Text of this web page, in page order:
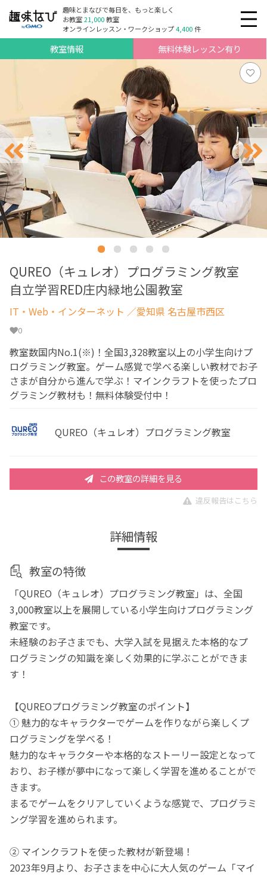
趣味とまなびで毎日を、もっと楽しく
お教室21,000教室
オンラインレッスン・ワークショップ4,400件
教室情報 無料体験レッスン有り
QUREO（キュレオ）プログラミング教室
自立学習RED庄内緑地公園教室
IT・Web・インターネット ／愛知県 名古屋市西区
0
教室数国内No.1(※)！全国3,328教室以上の小学生向けプ
ログラミング教室。ゲーム感覚で学べる楽しい教材でお子
さまが自分から進んで学ぶ！マインクラフトを使ったプロ
グラミング教材も！無料体験受付中！
QUREO（キュレオ）プログラミング教室
この教室の詳細を見る
違反報告はこちら
詳細情報
教室の特徴
「QUREO（キュレオ）プログラミング教室」は、全国
3,000教室以上を展開している小学生向けプログラミング
教室です。
未経験のお子さまでも、大学入試を見据えた本格的なプ
ログラミングの知識を楽しく効果的に学ぶことができま
す！
【QUREOプログラミング教室のポイント】
① 魅力的なキャラクターでゲームを作りながら楽しくプ
ログラミングを学べる！
魅力的なキャラクターや本格的なストーリー設定となって
おり、お子様が夢中になって楽しく学習を進めることがで
きます。
まるでゲームをクリアしていくような感覚で、プログラミ
ング学習を進められます。
② マインクラフトを使った教材が新登場！
2023年9月より、お子さまを中心に大人気のゲーム「マイ